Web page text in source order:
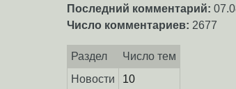
Последний комментарий:
Число комментариев: 2677
Раздел
Число тем
Новости
10